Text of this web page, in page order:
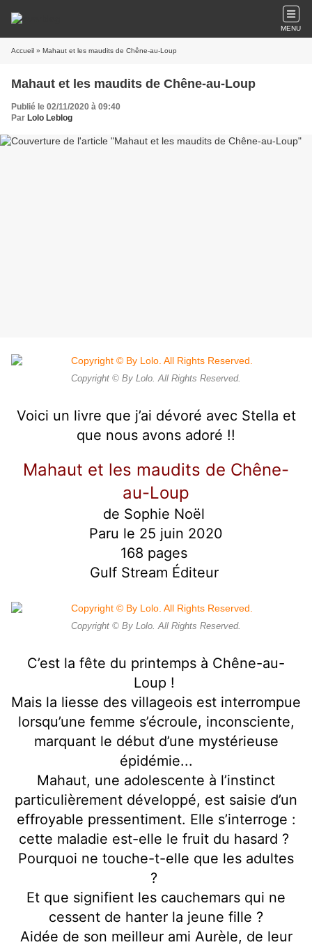
MENU
Accueil » Mahaut et les maudits de Chêne-au-Loup
Mahaut et les maudits de Chêne-au-Loup
Publié le 02/11/2020 à 09:40
Par Lolo Leblog
Copyright © By Lolo. All Rights Reserved.
Voici un livre que j’ai dévoré avec Stella et
que nous avons adoré !!
Mahaut et les maudits de Chêne-
au-Loup
de Sophie Noël
Paru le 25 juin 2020
168 pages
Gulf Stream Éditeur
Copyright © By Lolo. All Rights Reserved.
C’est la fête du printemps à Chêne-au-
Loup !
Mais la liesse des villageois est interrompue
lorsqu’une femme s’écroule, inconsciente,
marquant le début d’une mystérieuse
épidémie...
Mahaut, une adolescente à l’instinct
particulièrement développé, est saisie d’un
effroyable pressentiment. Elle s’interroge :
cette maladie est-elle le fruit du hasard ?
Pourquoi ne touche-t-elle que les adultes
?
Et que signifient les cauchemars qui ne
cessent de hanter la jeune fille ?
Aidée de son meilleur ami Aurèle, de leur